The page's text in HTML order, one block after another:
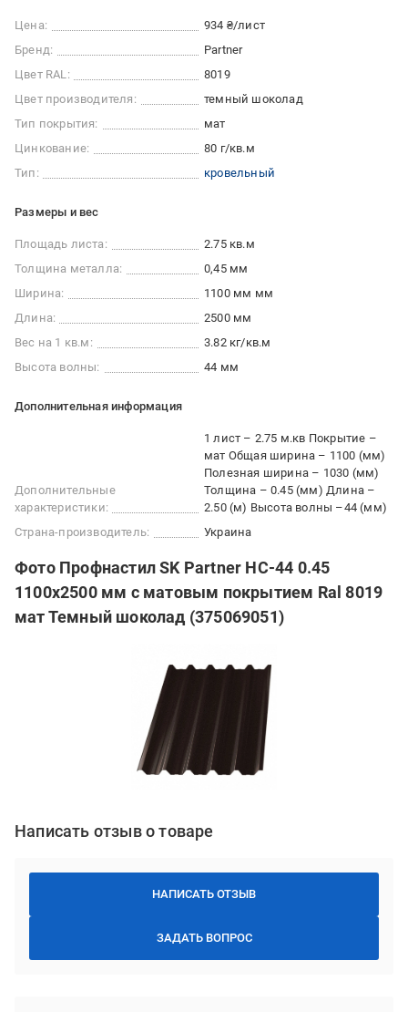
Цена:
934 ₴/лист
Бренд:
Partner
Цвет RAL:
8019
Цвет производителя:
темный шоколад
Тип покрытия:
мат
Цинкование:
80 г/кв.м
Тип:
кровельный
Размеры и вес
Площадь листа:
2.75 кв.м
Толщина металла:
0,45 мм
Ширина:
1100 мм мм
Длина:
2500 мм
Вес на 1 кв.м:
3.82 кг/кв.м
Высота волны:
44 мм
Дополнительная информация
Дополнительные
характеристики:
1 лист – 2.75 м.кв Покрытие –
мат Общая ширина – 1100 (мм)
Полезная ширина – 1030 (мм)
Толщина – 0.45 (мм) Длина –
2.50 (м) Высота волны –44 (мм)
Страна-производитель:
Украина
Фото Профнастил SK Partner НС-44 0.45
1100х2500 мм с матовым покрытием Ral 8019
мат Темный шоколад (375069051)
Написать отзыв о товаре
НАПИСАТЬ ОТЗЫВ
ЗАДАТЬ ВОПРОС